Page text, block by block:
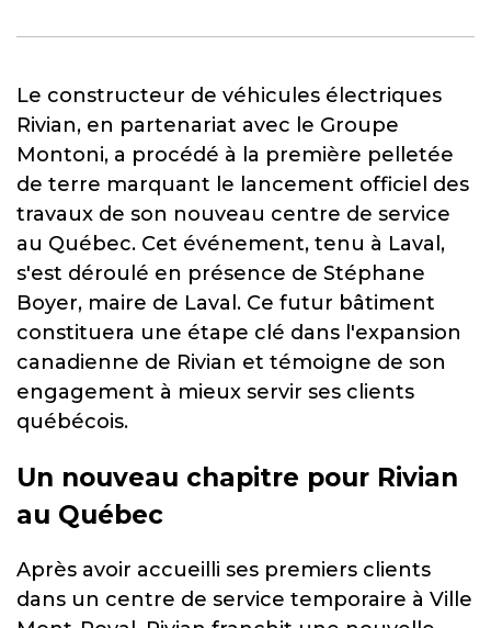
Le constructeur de véhicules électriques
Rivian, en partenariat avec le Groupe
Montoni, a procédé à la première pelletée
de terre marquant le lancement officiel des
travaux de son nouveau centre de service
au Québec. Cet événement, tenu à Laval,
s'est déroulé en présence de Stéphane
Boyer, maire de Laval. Ce futur bâtiment
constituera une étape clé dans l'expansion
canadienne de Rivian et témoigne de son
engagement à mieux servir ses clients
québécois.
Un nouveau chapitre pour Rivian
au Québec
Après avoir accueilli ses premiers clients
dans un centre de service temporaire à Ville